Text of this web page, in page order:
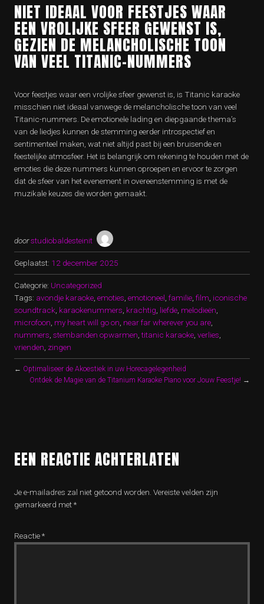
NIET IDEAAL VOOR FEESTJES WAAR
EEN VROLIJKE SFEER GEWENST IS,
GEZIEN DE MELANCHOLISCHE TOON
VAN VEEL TITANIC-NUMMERS
Voor feestjes waar een vrolijke sfeer gewenst is, is Titanic karaoke
misschien niet ideaal vanwege de melancholische toon van veel
Titanic-nummers. De emotionele lading en diepgaande thema’s
van de liedjes kunnen de stemming eerder introspectief en
sentimenteel maken, wat niet altijd past bij een bruisende en
feestelijke atmosfeer. Het is belangrijk om rekening te houden met de
emoties die deze nummers kunnen oproepen en ervoor te zorgen
dat de sfeer van het evenement in overeenstemming is met de
muzikale keuzes die worden gemaakt.
doorstudiobaldesteinit
Geplaatst: 12 december 2025
Categorie: Uncategorized
Tags: avondje karaoke emoties emotioneel familie film iconische
soundtrack karaokenummers krachtig liefde melodieën
microfoon my heart will go on near far wherever you are
nummers stembanden opwarmen ,titanic karaoke verlies
vrienden zingen
← Optimaliseer de Akoestiek in uw Horecagelegenheid
Ontdek de Magie van de Titanium Karaoke Piano voor Jouw Feestje! →
EEN REACTIE ACHTERLATEN
Je e-mailadres zal niet getoond worden. Vereiste velden zijn
gemarkeerd met*
Reactie*